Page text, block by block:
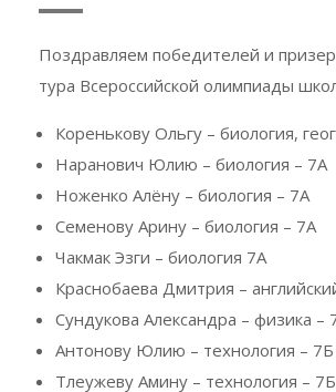
Поздравляем победителей и
тура Всероссийской олимпиады
Коренькову Ольгу – биология,
Наранович Юлию – биология – 7А
Ноженко Алёну – биология – 7А
Семенову Арину – биология – 7А
Чакмак Эзги – биология 7А
Краснобаева Дмитрия –
Сундукова Александра – физика –
Антонову Юлию – технология – 7Б
Тлеужеву Амину – технология – 7Б